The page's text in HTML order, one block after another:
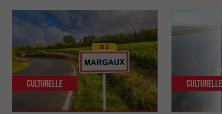
Culturelle Culturelle